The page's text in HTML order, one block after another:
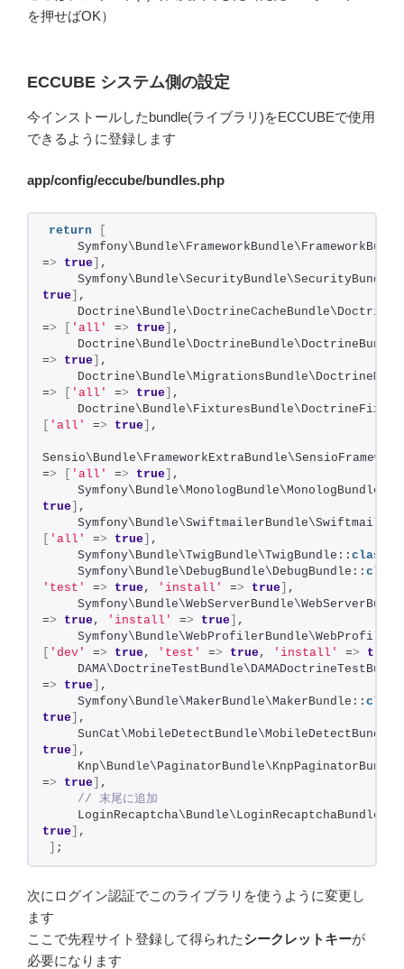
を押せばOK）
ECCUBE システム側の設定
今インストールしたbundle(ライブラリ)をECCUBEで使用
できるように登録します
app/config/eccube/bundles.php
return
=> true
,
true
,
=> 'all' => true
,
=> true
,
=> 'all' => true
,
'all' => true ,
=> 'all' => true
,
    Symfony\Bundle\MonologBundle\MonologBundle::
true
,
'all' => true
,
    Symfony\Bundle\TwigBundle\TwigBundle::
class
    Symfony\Bundle\DebugBundle\DebugBundle::
class
'test'
=> true, 'install' => true
,
=> true, 'install' => true
,
'dev' => true, 'test' => true, 'install' => true
=> true
,
    Symfony\Bundle\MakerBundle\MakerBundle::
class
true
,
true
,
=> true
,
// 末尾に追加
    LoginRecaptcha\Bundle\LoginRecaptchaBundle::
true
,
;
次にログイン認証でこのライブラリを使うように変更し
ます
ここで先程サイト登録して得られたシークレットキーが
必要になります